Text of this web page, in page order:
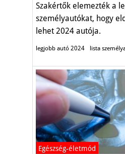
Szakértők elemezték a
személyautókat, hogy
lehet 2024 autója.
legjobb autó 2024 lista
Egészség-életmód